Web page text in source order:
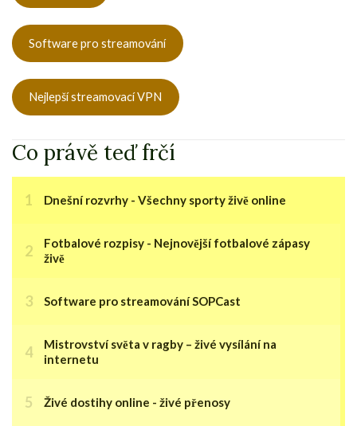
Software pro streamování
Nejlepší streamovací VPN
Co právě teď frčí
Dnešní rozvrhy - Všechny sporty živě online
Fotbalové rozpisy - Nejnovější fotbalové zápasy
živě
Software pro streamování SOPCast
Mistrovství světa v ragby – živé vysílání na
internetu
Živé dostihy online - živé přenosy